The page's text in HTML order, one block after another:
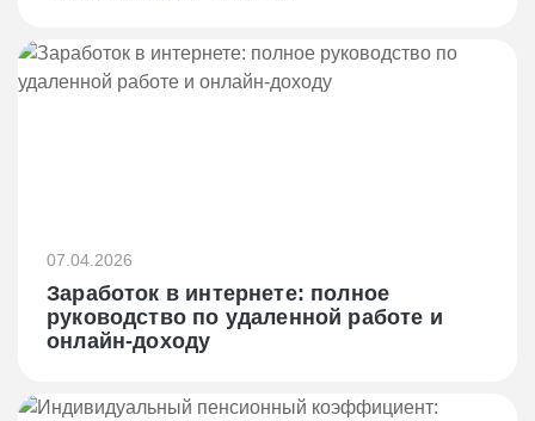
07.04.2026
Заработок в интернете: полное
руководство по удаленной работе и
онлайн-доходу